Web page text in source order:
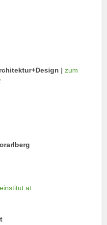
|zum